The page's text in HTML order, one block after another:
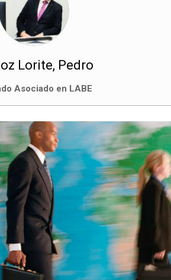
Lorite, Pedro
Asociado en LABE